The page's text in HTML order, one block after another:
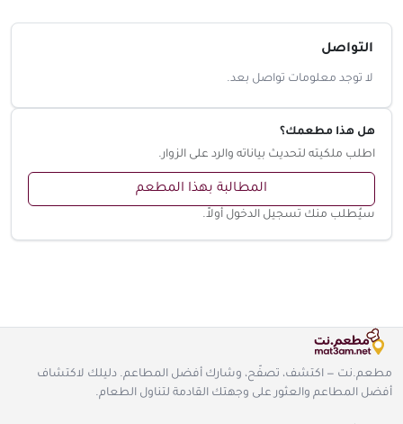
التواصل
لا توجد معلومات تواصل بعد.
هل هذا مطعمك؟
اطلب ملكيته لتحديث بياناته والرد على الزوار.
المطالبة بهذا المطعم
سيُطلب منك تسجيل الدخول أولاً.
مطعم.نت — اكتشف، تصفّح، وشارك أفضل المطاعم. دليلك لاكتشاف
أفضل المطاعم والعثور على وجهتك القادمة لتناول الطعام.